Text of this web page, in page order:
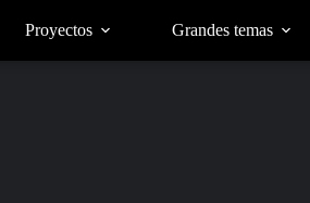
Proyectos Grandes temas